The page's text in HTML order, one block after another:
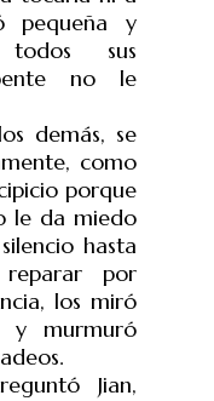
pequeña y
sus
no le
demás, se
como
porque
le da miedo
hasta
por
los miró
y murmuró
ó Jian,